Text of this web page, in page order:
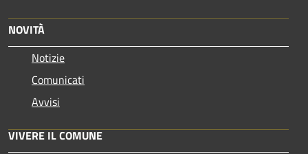
NOVITÀ
Notizie
Comunicati
Avvisi
VIVERE IL COMUNE